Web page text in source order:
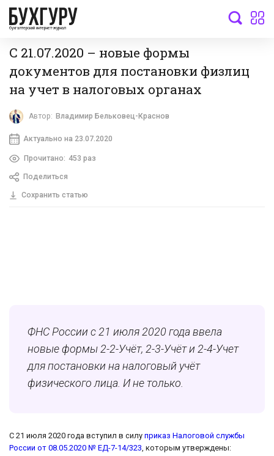
бухгалтерский интернет-журнал
С 21.07.2020 – новые формы
документов для постановки физлиц
на учет в налоговых органах
Автор: Владимир Бельковец-Краснов
Актуально на 23.07.2020
Прочитано: 453 раз
Поделиться
Сохранить статью
ФНС России с 21 июля 2020 года ввела
новые формы 2-2-Учёт, 2-3-Учёт и 2-4-Учет
для постановки на налоговый учёт
физического лица. И не только.
С 21 июля 2020 года вступил в силу приказ Налоговой службы
России от 08.05.2020 № ЕД-7-14/323, которым утверждены: